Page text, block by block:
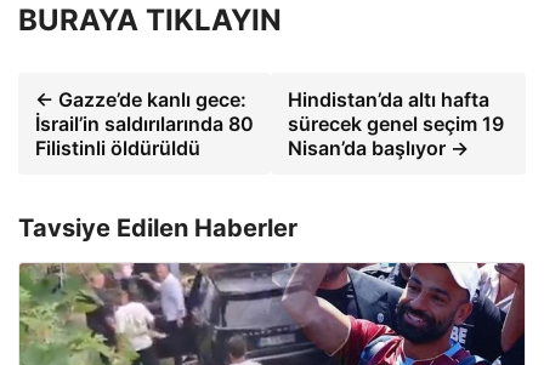
BURAYA TIKLAYIN
← Gazze’de kanlı gece:
İsrail’in saldırılarında 80
Filistinli öldürüldü
Hindistan’da altı hafta
sürecek genel seçim 19
Nisan’da başlıyor →
Tavsiye Edilen Haberler